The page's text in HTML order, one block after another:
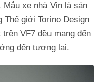
xe nhà Vin là sản
Thế giới Torino Design
VF7 đều mang đến
đến tương lai.